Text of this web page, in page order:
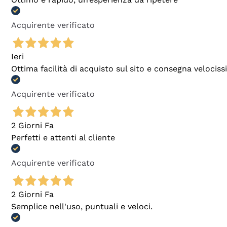
Acquirente verificato
Ieri
Ottima facilità di acquisto sul sito e consegna
Acquirente verificato
2 Giorni Fa
Perfetti e attenti al cliente
Acquirente verificato
2 Giorni Fa
Semplice nell'uso, puntuali e veloci.